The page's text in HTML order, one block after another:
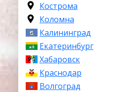
Кострома
Коломна
Калининград
Екатеринбург
Хабаровск
Краснодар
Волгоград